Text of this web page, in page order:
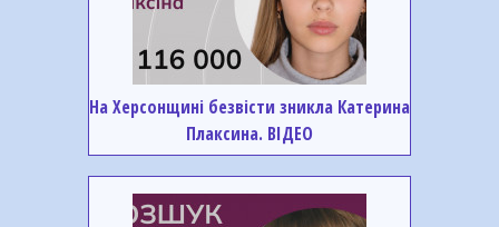
На Херсонщині безвісти зникла Катерина
Плаксина. ВІДЕО